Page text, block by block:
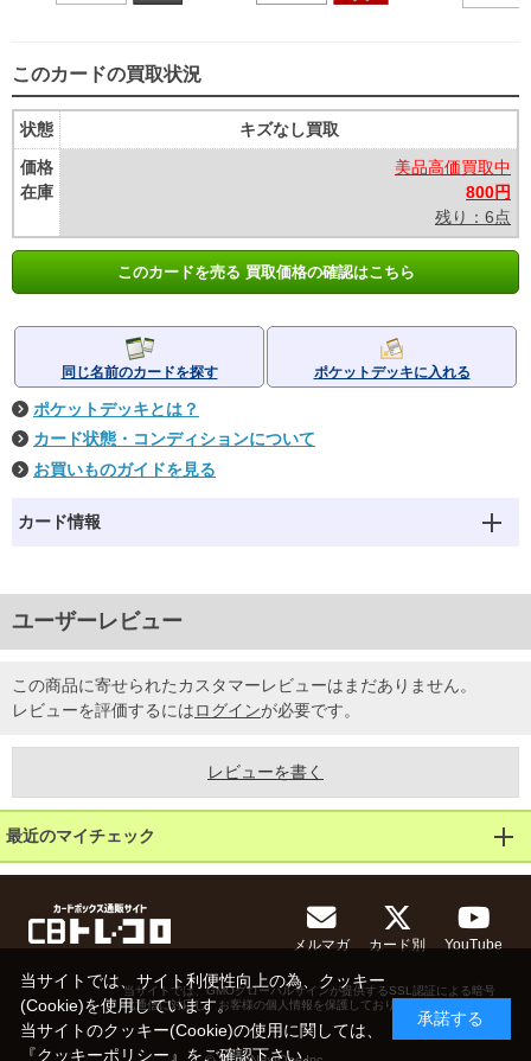
このカードの買取状況
状態
価格
在庫
キズなし買取
美品高価買取中
800円
残り：6点
このカードを売る 買取価格の確認はこちら
同じ名前のカードを探す ポケットデッキに入れる
ポケットデッキとは？
カード状態・コンディションについて
お買いものガイドを見る
カード情報
ユーザーレビュー
この商品に寄せられたカスタマーレビューはまだありません。
レビューを評価するにはログインが必要です。
レビューを書く
最近のマイチェック
メルマガ カード別 YouTube
当サイトでは、GMOグローバルサインが提供するSSL認証による暗号
化通信に対応し、お客様の個人情報を保護しております。
当サイトでは、サイト利便性向上の為、クッキー
(Cookie)を使用しています。
当サイトのクッキー(Cookie)の使用に関しては、
『クッキーポリシー』をご確認下さい。
承諾する